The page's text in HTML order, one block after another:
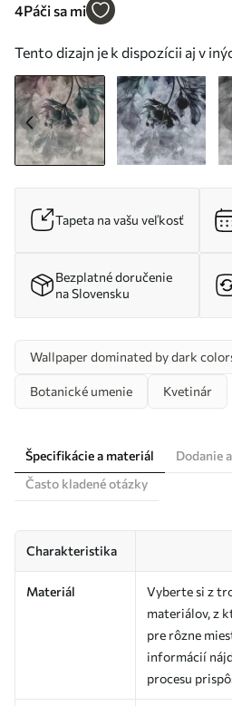
4Páči sa mi
Tento dizajn je k dispozícii aj v
Tapeta na vašu veľkosť
Bezplatné doručenie
na Slovensku
Wallpaper dominated by dark
Botanické umenie Kvetinár
Špecifikácie a materiál
Dodanie
Často kladené otázky
Charakteristika
Materiál
Vyberte si z
materiálov, z
pre rôzne
informácií
procesu